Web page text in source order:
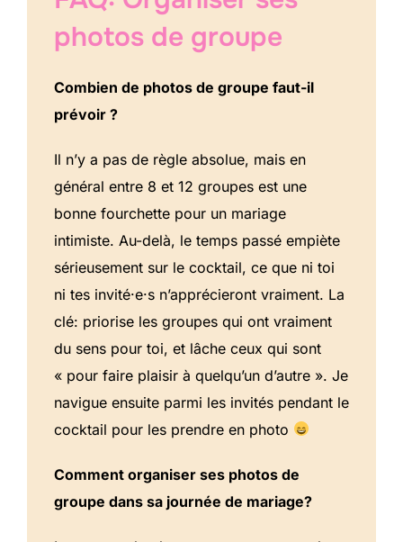
photos de groupe
Combien de photos de groupe faut-il
prévoir ?
Il n’y a pas de règle absolue, mais en
général entre 8 et 12 groupes est une
bonne fourchette pour un mariage
intimiste. Au-delà, le temps passé empiète
sérieusement sur le cocktail, ce que ni toi
ni tes invité·e·s n’apprécieront vraiment. La
clé: priorise les groupes qui ont vraiment
du sens pour toi, et lâche ceux qui sont
« pour faire plaisir à quelqu’un d’autre ». Je
navigue ensuite parmi les invités pendant le
cocktail pour les prendre en photo
Comment organiser ses photos de
groupe dans sa journée de mariage?